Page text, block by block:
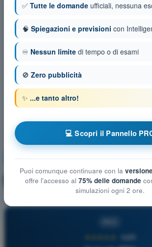
Tecnica di pilotaggio
🔒 PRO Spiegazione
4,6/5
✅ Tutte le domande ufficiali, nessuna
🧠 Spiegazioni e previsioni con
♾️ Nessun limite di tempo o di esami
🚫 Zero pubblicità
✨ ...e tanto altro!
💻 Scopri il Pannello
Puoi comunque continuare con la
offre l'accesso al 75% delle domande
simulazioni ogni 2 ore.